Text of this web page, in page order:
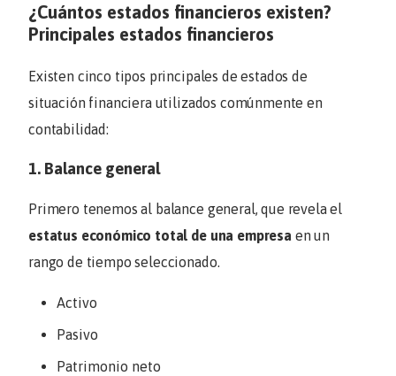
¿Cuántos estados financieros existen?
Principales estados financieros
Existen cinco tipos principales de estados de
situación financiera utilizados comúnmente en
contabilidad:
1. Balance general
Primero tenemos al balance general, que revela el
estatus económico total de una empresa en un
rango de tiempo seleccionado.
Activo
Pasivo
Patrimonio neto